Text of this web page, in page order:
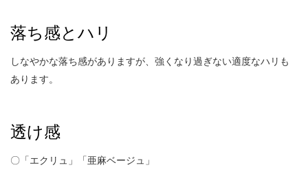
落ち感とハリ
しなやかな落ち感がありますが、強くなり過ぎない適度なハリも
あります。
透け感
〇「エクリュ」「亜麻ベージュ」